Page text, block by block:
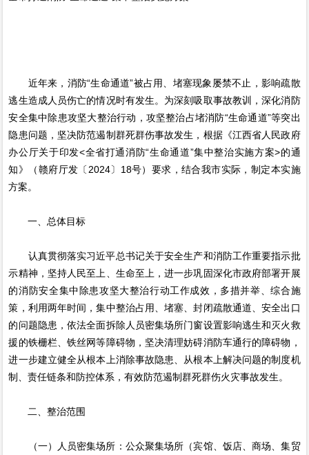
近年来，消防“生命通道”被占用、堵塞现象屡禁不止，影响疏散
逃生造成人员伤亡的情况时有发生。为深刻吸取事故教训，深化消防
安全集中除患攻坚大整治行动，攻坚整治占堵消防“生命通道”等突出
隐患问题，坚决防范遏制群死群伤事故发生，根据《江西省人民政府
办公厅关于印发<全省打通消防“生命通道”集中整治实施方案>的通
知》（赣府厅发〔2024〕18号）要求，结合我市实际，制定本实施
方案。
一、总体目标
认真贯彻落实习近平总书记关于安全生产和消防工作重要指示批
示精神，坚持人民至上、生命至上，进一步巩固深化市政府部署开展
的消防安全集中除患攻坚大整治行动工作成效，多措并举、综合施
策，利用两年时间，集中整治占用、堵塞、封闭疏散通道、安全出口
的问题隐患，依法全面拆除人员密集场所门窗设置影响逃生和灭火救
援的铁栅栏、铁丝网等障碍物，坚决清理妨碍消防车通行的障碍物，
进一步建立健全从根本上消除事故隐患、从根本上解决问题的制度机
制、责任链条和防控体系，有效防范遏制群死群伤火灾事故发生。
二、整治范围
（一）人员密集场所：公众聚集场所（宾馆、饭店、商场、集贸